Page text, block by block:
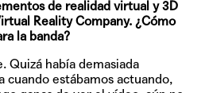
de realidad virtual y 3D
Reality Company. ¿Cómo
la banda?
Quizá había demasiada
cuando estábamos actuando,